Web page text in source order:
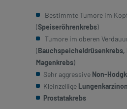
Bestimmte Tumore im
(Speiseröhrenkrebs)
Tumore im oberen
(Bauchspeicheldrüsenkrebs,
Magenkrebs)
Sehr aggressive Non-
Kleinzellige
Prostatakrebs